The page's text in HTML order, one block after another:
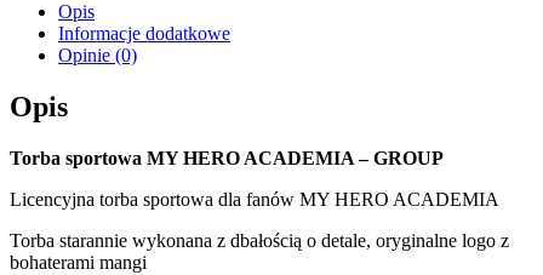
Opis
Informacje dodatkowe
Opinie (0)
Opis
Torba sportowa MY HERO ACADEMIA – GROUP
Licencyjna torba sportowa dla fanów MY HERO ACADEMIA
Torba starannie wykonana z dbałością o detale, oryginalne logo z
bohaterami mangi